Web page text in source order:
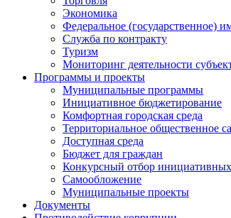
Экономика
Федеральное (государственное)
Служба по контракту
Туризм
Мониторинг деятельности
Программы и проекты
Муниципальные программы
Инициативное бюджетирование
Комфортная городская среда
Территориальное общественное
Доступная среда
Бюджет для граждан
Конкурсный отбор инициативных
Самообложение
Муниципальные проекты
Документы